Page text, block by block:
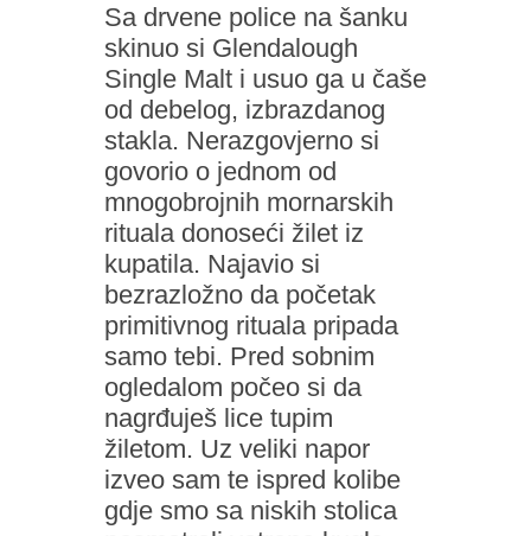
Sa drvene police na šanku
skinuo si Glendalough
Single Malt i usuo ga u čaše
od debelog, izbrazdanog
stakla. Nerazgovjerno si
govorio o jednom od
mnogobrojnih mornarskih
rituala donoseći žilet iz
kupatila. Najavio si
bezrazložno da početak
primitivnog rituala pripada
samo tebi. Pred sobnim
ogledalom počeo si da
nagrđuješ lice tupim
žiletom. Uz veliki napor
izveo sam te ispred kolibe
gdje smo sa niskih stolica